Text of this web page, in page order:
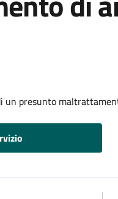
un presunto